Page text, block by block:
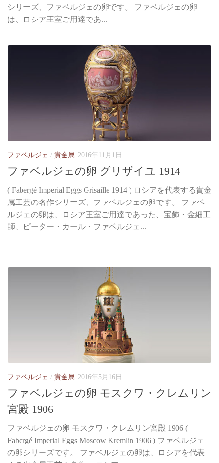
シリーズ、ファベルジェの卵です。 ファベルジェの卵
は、ロシア王室ご用達であ...
ファベルジェ / 貴金属 2016年11月1日
ファベルジェの卵 グリザイユ 1914
( Fabergé Imperial Eggs Grisaille 1914 ) ロシアを代表する貴金
属工芸の名作シリーズ、ファベルジェの卵です。 ファベ
ルジェの卵は、ロシア王室ご用達であった、宝飾・金細工
師、ピーター・カール・ファベルジェ...
ファベルジェ / 貴金属 2016年5月16日
ファベルジェの卵 モスクワ・クレムリン
宮殿 1906
ファベルジェの卵 モスクワ・クレムリン宮殿 1906 (
Fabergé Imperial Eggs Moscow Kremlin 1906 ) ファベルジェ
の卵シリーズです。 ファベルジェの卵は、ロシアを代表